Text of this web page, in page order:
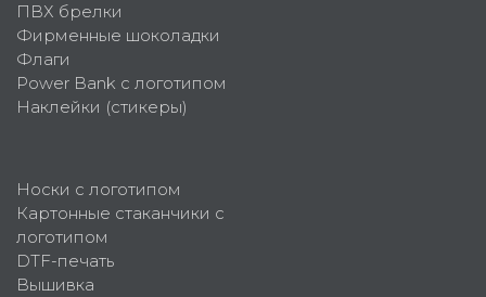
ПВХ брелки
Фирменные шоколадки
Флаги
Power Bank с логотипом
Наклейки (стикеры)
Носки с логотипом
Картонные стаканчики с
логотипом
DTF-печать
Вышивка